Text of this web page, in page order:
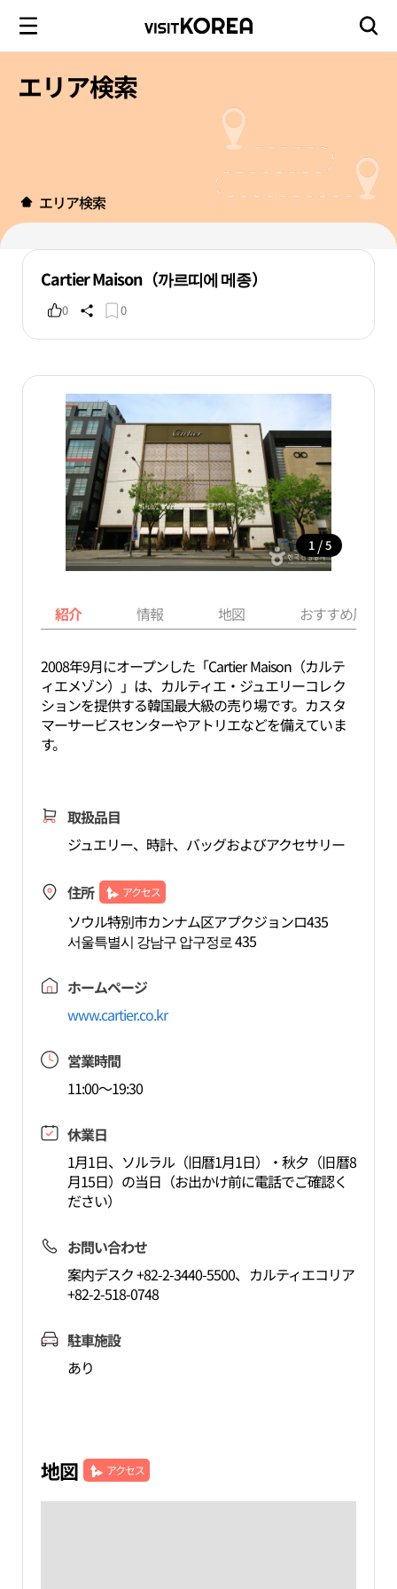
エリア検索
エリア検索
Cartier Maison（까르띠에 메종）
0 0
1 / 5
紹介 情報 地図 おすすめ周辺
2008年9月にオープンした「Cartier Maison（カルテ
ィエメゾン）」は、カルティエ・ジュエリーコレク
ションを提供する韓国最大級の売り場です。カスタ
マーサービスセンターやアトリエなどを備えていま
す。
取扱品目
ジュエリー、時計、バッグおよびアクセサリー
住所 アクセス
ソウル特別市カンナム区アプクジョンロ435
서울특별시 강남구 압구정로 435
ホームページ
www.cartier.co.kr
営業時間
11:00～19:30
休業日
1月1日、ソルラル（旧暦1月1日）・秋夕（旧暦8
月15日）の当日（お出かけ前に電話でご確認く
ださい）
お問い合わせ
案内デスク +82-2-3440-5500、カルティエコリア
+82-2-518-0748
駐車施設
あり
地図 アクセス